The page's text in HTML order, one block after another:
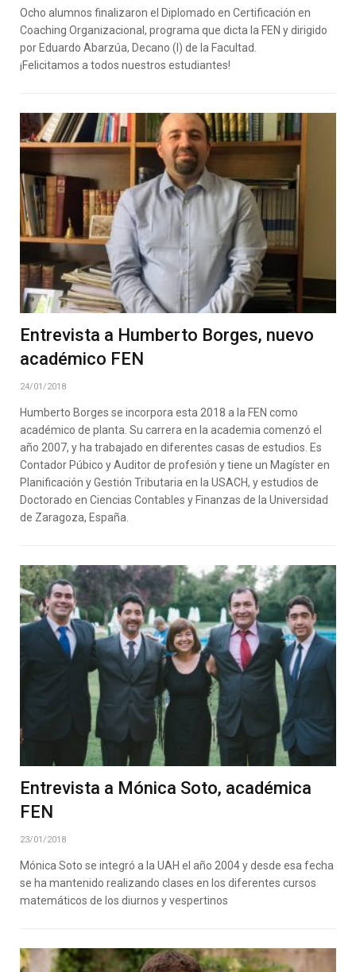
Ocho alumnos finalizaron el Diplomado en Certificación en
Coaching Organizacional, programa que dicta la FEN y dirigido
por Eduardo Abarzúa, Decano (I) de la Facultad.
¡Felicitamos a todos nuestros estudiantes!
Entrevista a Humberto Borges, nuevo
académico FEN
24/01/2018
Humberto Borges se incorpora esta 2018 a la FEN como
académico de planta. Su carrera en la academia comenzó el
año 2007, y ha trabajado en diferentes casas de estudios. Es
Contador Púbico y Auditor de profesión y tiene un Magíster en
Planificación y Gestión Tributaria en la USACH, y estudios de
Doctorado en Ciencias Contables y Finanzas de la Universidad
de Zaragoza, España.
Entrevista a Mónica Soto, académica
FEN
23/01/2018
Mónica Soto se integró a la UAH el año 2004 y desde esa fecha
se ha mantenido realizando clases en los diferentes cursos
matemáticos de los diurnos y vespertinos